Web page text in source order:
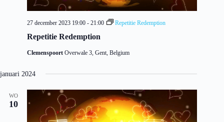
Repetitie Redemption
27 december 2023 19:00 - 21:00 Repetitie Redemption
Clemenspoort Overwale 3, Gent, Belgium
januari 2024
WO
10